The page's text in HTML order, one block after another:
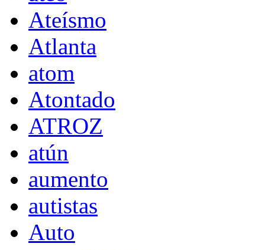
Ateísmo
Atlanta
atom
Atontado
ATROZ
atún
aumento
autistas
Auto